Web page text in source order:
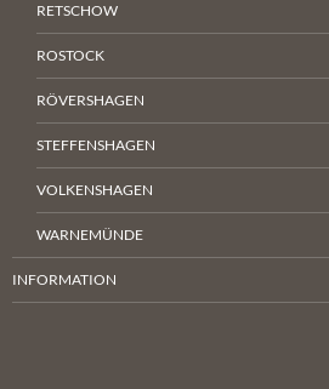
RETSCHOW
ROSTOCK
RÖVERSHAGEN
STEFFENSHAGEN
VOLKENSHAGEN
WARNEMÜNDE
INFORMATION